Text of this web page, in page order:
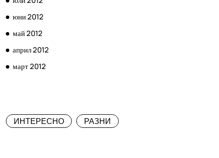
юни 2012
май 2012
април 2012
март 2012
ИНТЕРЕСНО РАЗНИ